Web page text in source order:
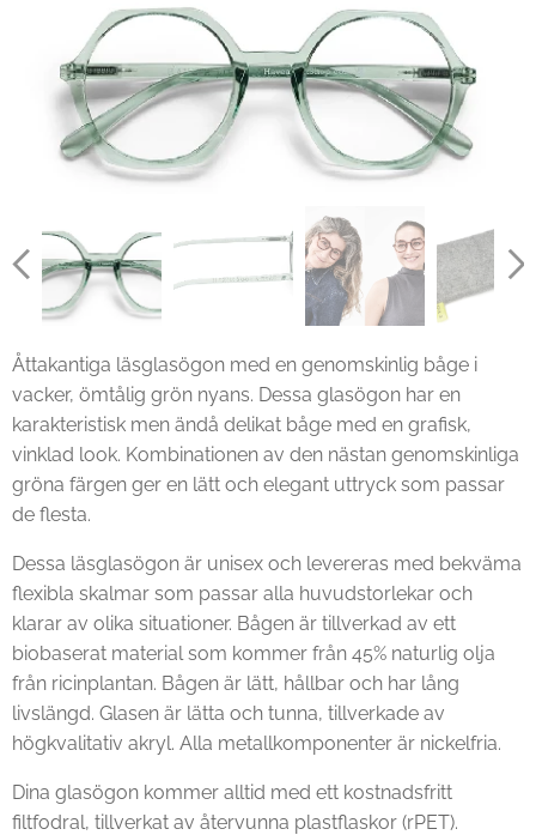
Åttakantiga läsglasögon med en genomskinlig båge i
vacker, ömtålig grön nyans. Dessa glasögon har en
karakteristisk men ändå delikat båge med en grafisk,
vinklad look. Kombinationen av den nästan genomskinliga
gröna färgen ger en lätt och elegant uttryck som passar
de flesta.
Dessa läsglasögon är unisex och levereras med bekväma
flexibla skalmar som passar alla huvudstorlekar och
klarar av olika situationer. Bågen är tillverkad av ett
biobaserat material som kommer från 45% naturlig olja
från ricinplantan. Bågen är lätt, hållbar och har lång
livslängd. Glasen är lätta och tunna, tillverkade av
högkvalitativ akryl. Alla metallkomponenter är nickelfria.
Dina glasögon kommer alltid med ett kostnadsfritt
filtfodral, tillverkat av återvunna plastflaskor (rPET).